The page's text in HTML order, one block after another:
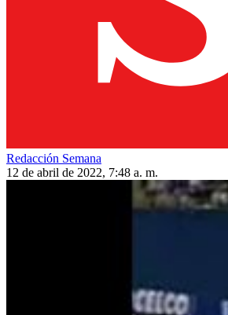
Redacción Semana
12 de abril de 2022, 7:48 a. m.